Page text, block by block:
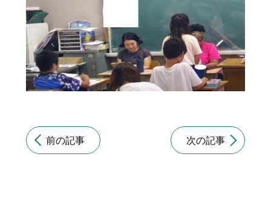
前の記事 次の記事